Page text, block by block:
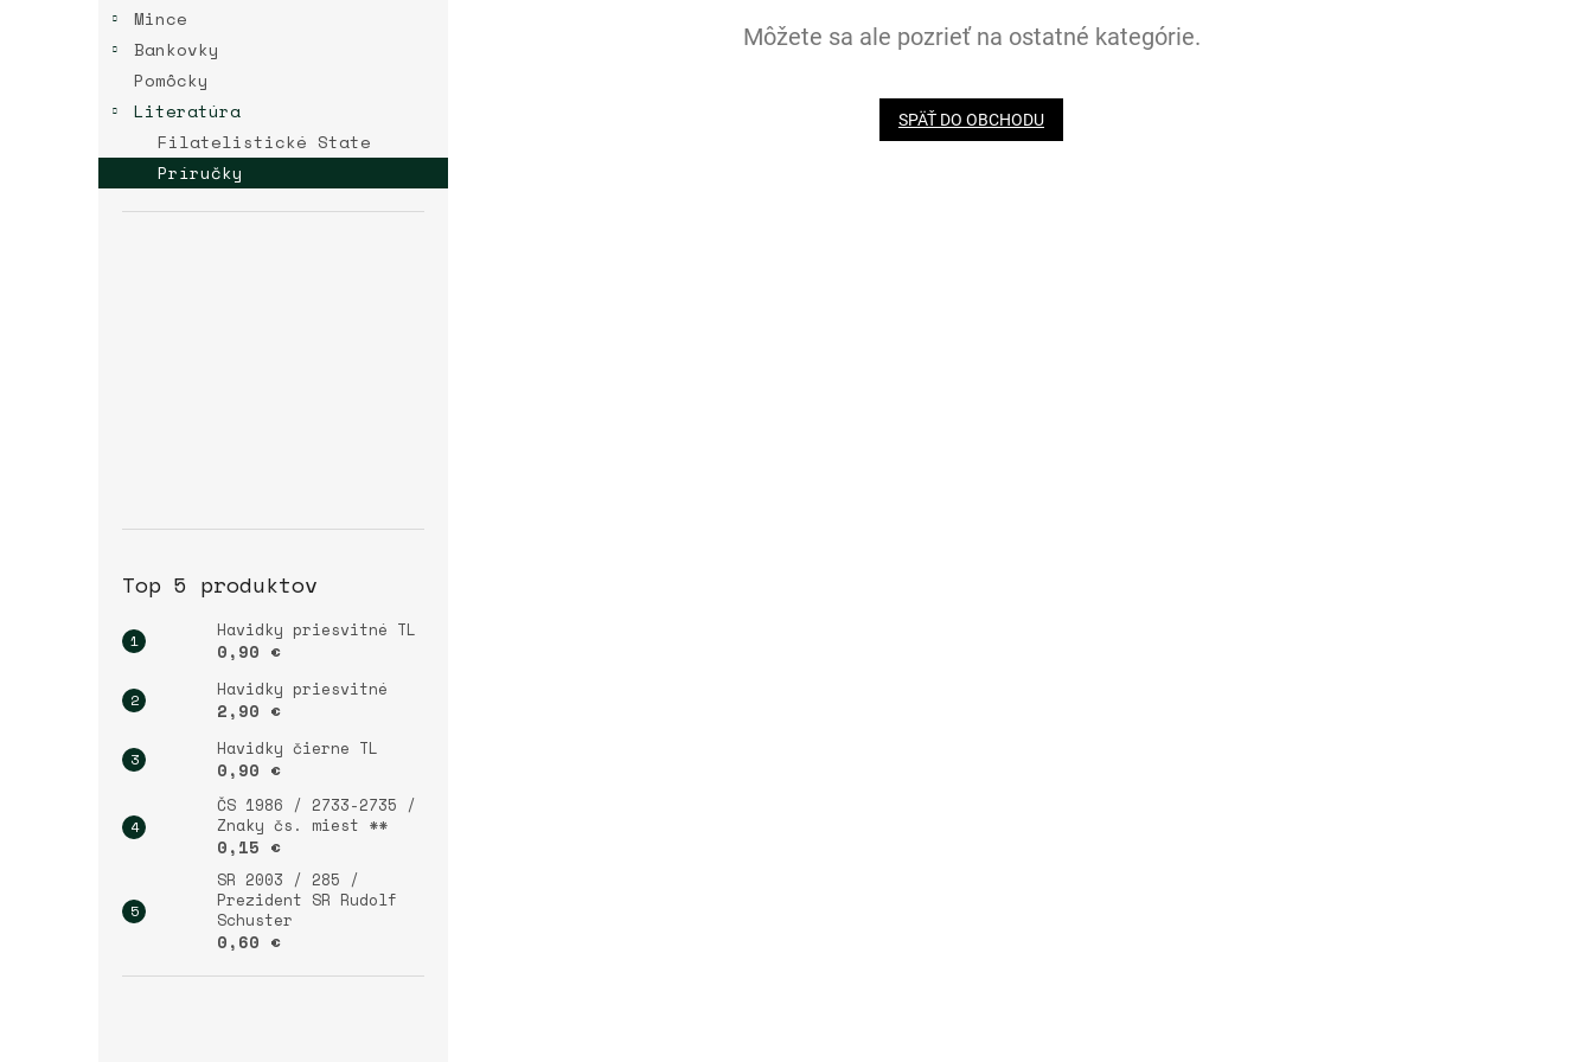
Mince
Bankovky
Pomôcky
Literatúra
Filatelistické State
Príručky
Top 5 produktov
Havidky priesvitné TL
0,90 €
Havidky priesvitné
2,90 €
Havidky čierne TL
0,90 €
ČS 1986 / 2733-2735 /
Znaky čs. miest **
0,15 €
SR 2003 / 285 /
Prezident SR Rudolf
Schuster
0,60 €
Môžete sa ale pozrieť na ostatné kategórie.
SPÄŤ DO OBCHODU